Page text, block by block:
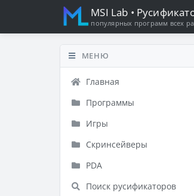
MSI Lab •
популярных программ всех
МЕНЮ
Главная
Программы
Игры
Скринсейверы
PDA
Поиск русификаторов